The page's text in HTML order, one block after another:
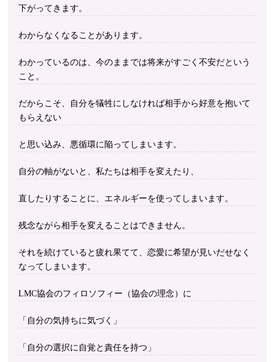
下がってきます。
わからなくなることがあります。
わかっているのは、今のままでは将来がすごく不安だという
こと。
だからこそ、自分を犠牲にしなければ相手から好意を抱いて
もらえない
と思い込み、悪循環に陥ってしまいます。
自分の軸がないと、私たちは相手を変えたり、
直したりすることに、エネルギーを使ってしまいます。
残念ながら相手を変えることはできません。
それを続けていると疲れ果てて、恋愛に希望が見いだせなく
なってしまいます。
LMC協会のフィロソフィー（協会の理念）に
「自分の気持ちに気づく」
「自分の選択に自覚と責任を持つ」